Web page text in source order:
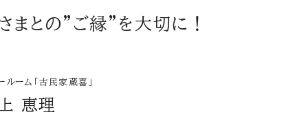
まとの”ご縁”を大切に！
ルーム「古民家蔵喜」
恵理